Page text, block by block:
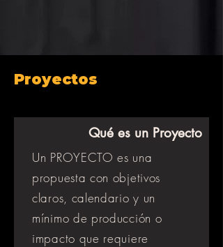
Proyectos
Qué es un Proyecto
Un PROYECTO es una
propuesta con objetivos
claros, calendario y un
mínimo de producción o
impacto que requiere